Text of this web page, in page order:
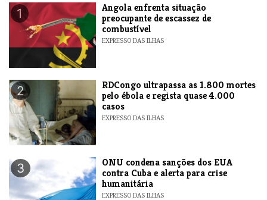
1
Angola enfrenta situação
preocupante de escassez de
combustível
EXPRESSO DAS ILHAS
2
RDCongo ultrapassa as 1.800 mortes
pelo ébola e regista quase 4.000
casos
EXPRESSO DAS ILHAS
3
ONU condena sanções dos EUA
contra Cuba e alerta para crise
humanitária
EXPRESSO DAS ILHAS